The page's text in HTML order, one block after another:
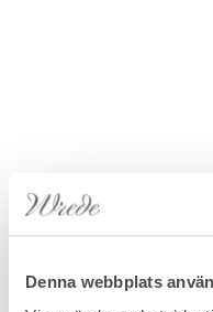
Denna webbplats